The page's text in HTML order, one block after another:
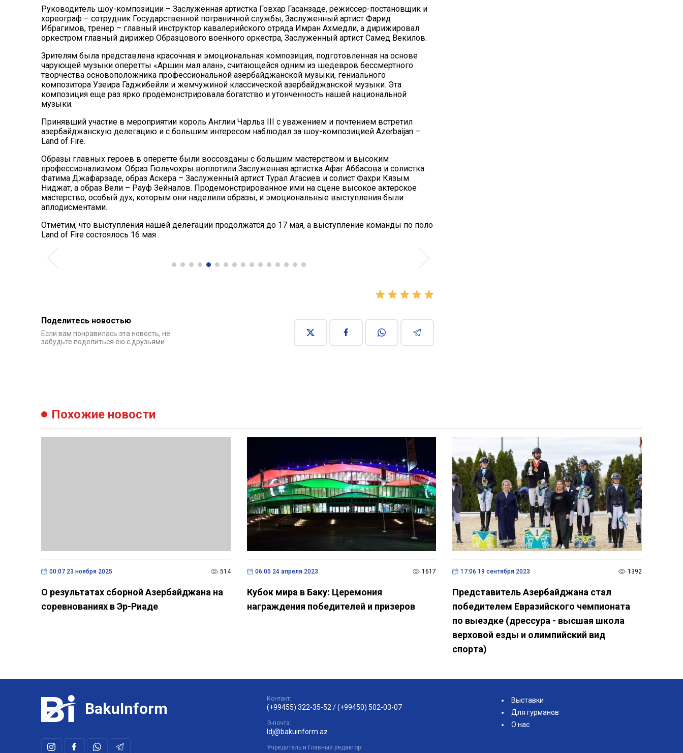
Руководитель шоу-композиции – Заслуженная артистка Говхар Гасанзаде, режиссер-постановщик и
хореограф – сотрудник Государственной пограничной службы, Заслуженный артист Фарид
Ибрагимов, тренер – главный инструктор кавалерийского отряда Имран Ахмедли, а дирижировал
оркестром главный дирижер Образцового военного оркестра, Заслуженный артист Самед Векилов.
Зрителям была представлена красочная и эмоциональная композиция, подготовленная на основе
чарующей музыки оперетты «Аршин мал алан», считающейся одним из шедевров бессмертного
творчества основоположника профессиональной азербайджанской музыки, гениального
композитора Узеира Гаджибейли и жемчужиной классической азербайджанской музыки. Эта
композиция еще раз ярко продемонстрировала богатство и утонченность нашей национальной
музыки.
Принявший участие в мероприятии король Англии Чарльз III с уважением и почтением встретил
азербайджанскую делегацию и с большим интересом наблюдал за шоу-композицией Azerbaijan –
Land of Fire.
Образы главных героев в оперетте были воссозданы с большим мастерством и высоким
профессионализмом. Образ Гюльчохры воплотили Заслуженная артистка Афаг Аббасова и солистка
Фатима Джафарзаде, образ Аскера – Заслуженный артист Турал Агасиев и солист Фахри Кязым
Ниджат, а образ Вели – Рауф Зейналов. Продемонстрированное ими на сцене высокое актерское
мастерство, особый дух, которым они наделили образы, и эмоциональные выступления были
аплодисментами.
Отметим, что выступления нашей делегации продолжатся до 17 мая, а выступление команды по поло
Land of Fire состоялось 16 мая .
Поделитесь новостью
Если вам понравилась эта новость, не
забудьте поделиться ею с друзьями
Похожие новости
00:07 23 ноября 2025 514
О результатах сборной Азербайджана на
соревнованиях в Эр-Риаде
06:05 24 апреля 2023 1617
Кубок мира в Баку: Церемония
награждения победителей и призеров
17:06 19 сентября 2023 1392
Представитель Азербайджана стал
победителем Евразийского чемпионата
по выездке (дрессура - высшая школа
верховой езды и олимпийский вид
спорта)
BakuInform
Контакт:
(+99455) 322-35-52 /(+99450) 502-03-07
Э-почта:
ldj@bakuinform.az
Учредитель и Главный редактор:
Выставки
Для гурманов
О нас